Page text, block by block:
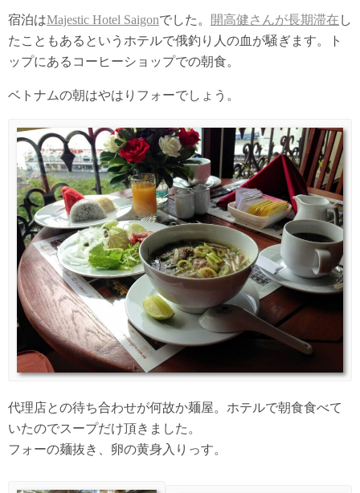
宿泊はMajestic Hotel Saigonでした。 開高健さんが長期滞在 し
たこともあるというホテルで俄釣り人の血が騒ぎます。ト
ップにあるコーヒーショップでの朝食。
ベトナムの朝はやはりフォーでしょう。
代理店との待ち合わせが何故か麺屋。ホテルで朝食食べて
いたのでスープだけ頂きました。
フォーの麺抜き、卵の黄身入りっす。